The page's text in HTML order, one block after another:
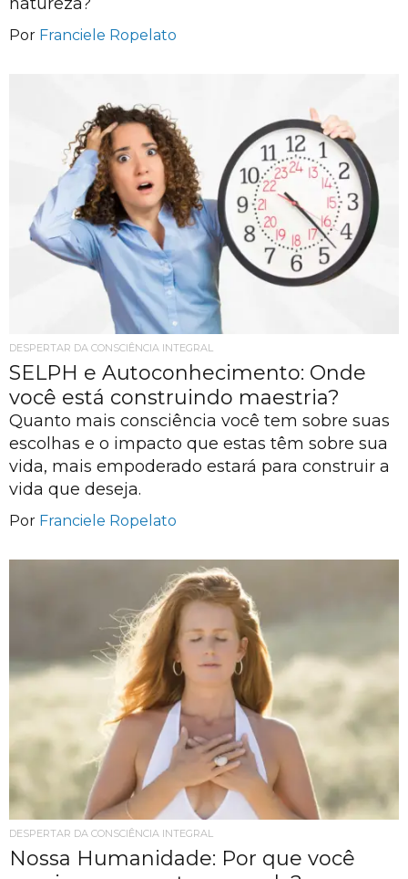
Por Franciele Ropelato
DESPERTAR DA CONSCIÊNCIA INTEGRAL
SELPH e Autoconhecimento: Onde
você está construindo maestria?
Quanto mais consciência você tem sobre suas
escolhas e o impacto que estas têm sobre sua
vida, mais empoderado estará para construir a
vida que deseja.
Por Franciele Ropelato
DESPERTAR DA CONSCIÊNCIA INTEGRAL
Nossa Humanidade: Por que você